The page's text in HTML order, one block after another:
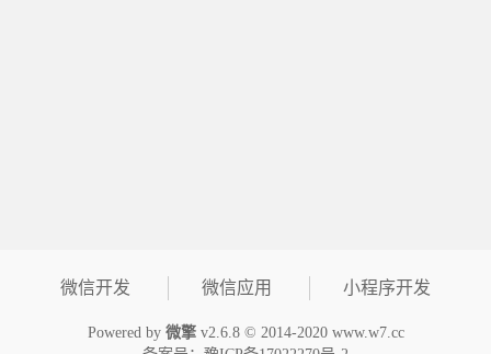
微信开发 微信应用 小程序开发
Powered by 微擎v2.6.8 © 2014-2020 www.w7.cc